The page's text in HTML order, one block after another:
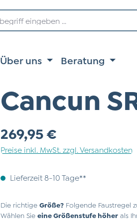
Über uns Beratung
Cancun
Regulärer Preis:
269,95 €
Preise inkl. MwSt. zzgl. Versandkosten
Lieferzeit 8-10 Tage**
Die richtige Größe? Folgende Faustregel
Wählen Sie eine Größenstufe höher als